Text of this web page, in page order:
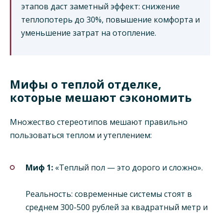
этапов даст заметный эффект: снижение
теплопотерь до 30%, повышение комфорта и
уменьшение затрат на отопление.
Мифы о теплой отделке,
которые мешают сэкономить
Множество стереотипов мешают правильно
пользоваться теплом и утеплением:
Миф 1: «Теплый пол — это дорого и сложно».
Реальность: современные системы стоят в
среднем 300-500 рублей за квадратный метр и